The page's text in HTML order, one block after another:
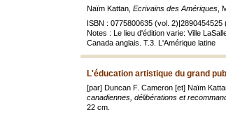
Naïm Kattan, Ecrivains des Amériques ,
ISBN : 0775800635 (vol. 2)|2890454525
Notes : Le lieu d'édition varie: Ville
Canada anglais. T.3. L'Amérique latine
L'éducation artistique du grand
[par] Duncan F. Cameron [et] Naïm
canadiennes, délibérations et
22 cm.